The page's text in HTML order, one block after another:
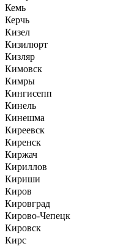
Кемь
Керчь
Кизел
Кизилюрт
Кизляр
Кимовск
Кимры
Кингисепп
Кинель
Кинешма
Киреевск
Киренск
Киржач
Кириллов
Кириши
Киров
Кировград
Кирово-Чепецк
Кировск
Кирс